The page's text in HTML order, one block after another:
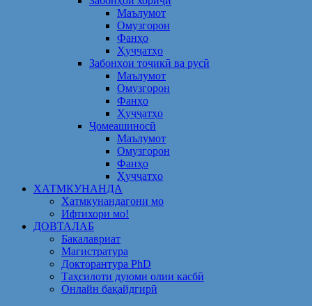
Маълумот
Омузгорон
Фанҳо
Ҳуҷҷатҳо
Забонҳои тоҷикӣ ва русӣ
Маълумот
Омузгорон
Фанҳо
Ҳуҷҷатҳо
Ҷомеашиносӣ
Маълумот
Омузгорон
Фанҳо
Ҳуҷҷатҳо
ХАТМКУНАНДА
Хатмкунандагони мо
Ифтихори мо!
ДОВТАЛАБ
Бакалавриат
Магистратура
Докторантура PhD
Таҳсилоти дуюми олии касбӣ
Онлайн бақайдгирӣ